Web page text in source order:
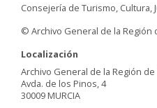
Consejería de Turismo, Cultura,
© Archivo General de la Región
Localización
Archivo General de la Región de
Avda. de los Pinos, 4
30009 MURCIA